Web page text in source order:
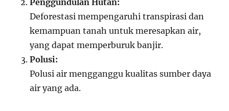
Penggundulan Hutan:
Deforestasi mempengaruhi transpirasi dan
kemampuan tanah untuk meresapkan air,
yang dapat memperburuk banjir.
Polusi:
Polusi air mengganggu kualitas sumber daya
air yang ada.